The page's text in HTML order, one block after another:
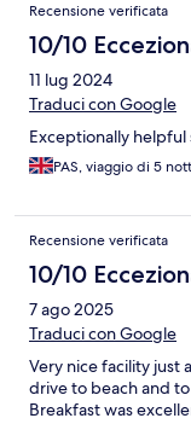
Recensione verificata
10/10
11 lug 2024
Traduci con Google
Exceptionally
PAS, viaggio di 5
Recensione verificata
10/10
7 ago 2025
Traduci con Google
Very nice facility just
drive to beach and
Breakfast was